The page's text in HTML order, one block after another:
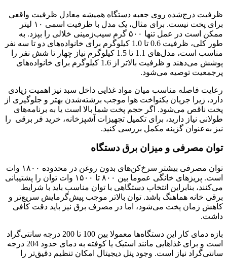
ظرفیت درج‌شده روی جعبه دستگاه همیشه معادل ظرفیت واقعی
برای پخت نیست. برای مثال، یک مدل با ظرفیت اسمی ۱۰ لیتر
ممکن است در عمل تنها ۵۰۰ گرم سیب‌زمینی خلالی را بپزد. به
طور کلی، ظرفیت 0.6 تا 1.0 کیلوگرم برای خانواده‌های دو تا سه نفر
مناسب است، مدل‌های 1.1 تا 1.5 کیلوگرم نیاز چهار تا شش نفر را
پوشش می‌دهند و ظرفیت بالاتر از 1.6 کیلوگرم برای خانواده‌های
پرجمعیت توصیه می‌شود.
رعایت فاصله مناسب میان مواد غذایی داخل سبد نیز اهمیت زیادی
دارد، زیرا جریان یکنواخت هوا موجب برشته‌شدن بهتر و جلوگیری از
پخت ناقص می‌شود. اگر حجم پخت شما بالا است یا به برنامه‌های
طولانی نیاز دارید، برای تکمیل تجهیزات آشپزخانه، خرید فر برقی را
نیز به‌عنوان گزینه مکمل بررسی کنید.
توان مصرفی و میزان برق دستگاه
توان مصرفی بیشتر سرخ‌کن‌های بدون روغن در محدوده ۱۸۰۰ وات
است. پریزهای خانگی عموما بین ۸۰۰ تا ۱۵۰۰ وات توان را پشتیبانی
می‌کنند، بنابراین انتخاب دستگاهی با توان مناسب باید با شرایط
برقی خانه هماهنگ باشد. توان بالاتر موجب پیش‌گرمایش سریع‌تر و
کاهش زمان پخت می‌شود، اما در مصرف برق نیز باید دقت کافی
داشت.
بازه دمای کار این دستگاه‌ها معمولا بین 100 تا 200 درجه سانتی‌گراد
است و برای غذاهایی مانند استیک یا کوفته به دمای حدود 204 درجه
سانتی‌گراد نیاز است. وجود پنل دیجیتال امکان تنظیم دقیق‌تر را